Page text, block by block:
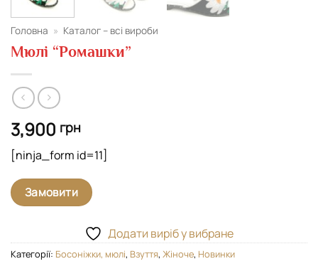
Головна » Каталог – всі вироби
Мюлі “Ромашки”
3,900 грн
[ninja_form id=11]
Замовити
Додати виріб у вибране
Категорії: Босоніжки, мюлі, Взуття, Жіноче, Новинки